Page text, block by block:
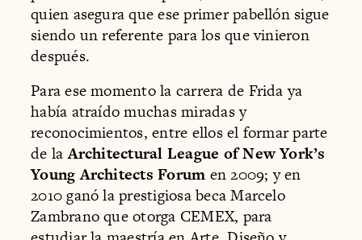
quien asegura que ese primer pabellón sigue
siendo un referente para los que vinieron
después.
Para ese momento la carrera de Frida ya
había atraído muchas miradas y
reconocimientos, entre ellos el formar parte
de laArchitectural League of New York’s
Young Architects Forum en 2009; y en
2010 ganó la prestigiosa beca Marcelo
Zambrano que otorga CEMEX, para